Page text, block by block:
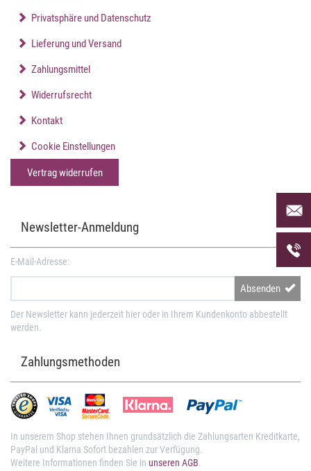
Per
uns
uns
Privatsphäre und Datenschutz
Lieferung und Versand
Zahlungsmittel
Widerrufsrecht
Kontakt
Cookie Einstellungen
Vertrag widerrufen
Newsletter-Anmeldung
E-Mail-Adresse:
Absenden
Der Newsletter kann jederzeit hier oder in Ihrem Kundenkonto abbestellt
werden.
Zahlungsmethoden
In unserem Shop stehen Ihnen grundsätzlich die Zahlungsarten Kreditkarte,
PayPal und Klarna Sofort bezahlen zur Verfügung.
Weitere Informationen finden Sie in unseren AGB.